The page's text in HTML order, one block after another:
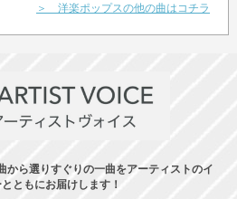
＞ 洋楽ポップスの他の曲はコチラ
から選りすぐりの一曲をアーティストのイ
ともにお届けします！